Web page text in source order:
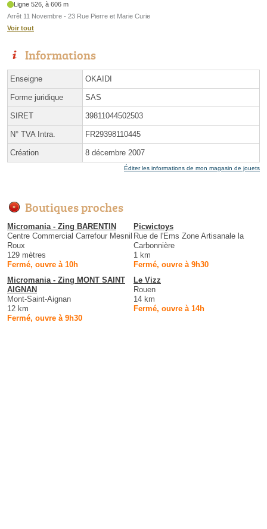
Ligne 526, à 606 m
Arrêt 11 Novembre - 23 Rue Pierre et Marie Curie
Voir tout
Informations
Enseigne OKAIDI
Forme juridique SAS
SIRET 39811044502503
N° TVA Intra. FR29398110445
Création 8 décembre 2007
Éditer les informations de mon magasin de jouets
Boutiques proches
Micromania - Zing BARENTIN
Centre Commercial Carrefour Mesnil
Roux
129 mètres
Fermé, ouvre à 10h
Picwictoys
Rue de l'Ems Zone Artisanale la
Carbonnière
1 km
Fermé, ouvre à 9h30
Micromania - Zing MONT SAINT
AIGNAN
Mont-Saint-Aignan
12 km
Fermé, ouvre à 9h30
Le Vizz
Rouen
14 km
Fermé, ouvre à 14h